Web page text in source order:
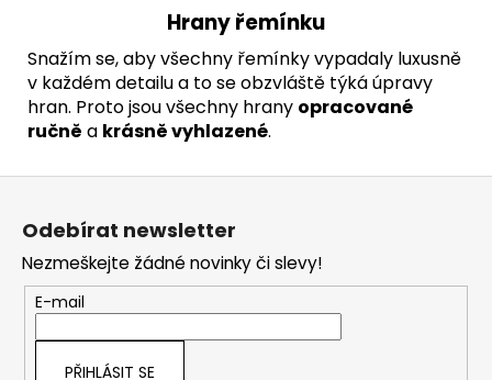
Hrany řemínku
Snažím se, aby všechny řemínky vypadaly luxusně
v každém detailu a to se obzvláště týká úpravy
hran. Proto jsou všechny hrany opracované
ručně a krásně vyhlazené.
Odebírat newsletter
Nezmeškejte žádné novinky či slevy!
E-mail
PŘIHLÁSIT SE